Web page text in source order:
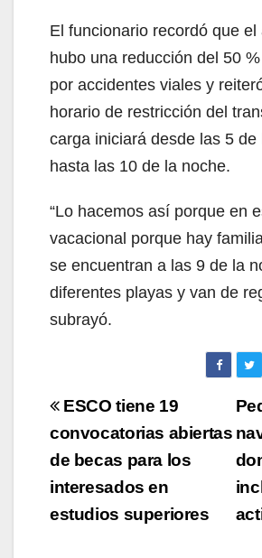
El funcionario recordó que el
hubo una reducción del 50
por accidentes viales y
horario de restricción del
carga iniciará desde las 5 de
hasta las 10 de la noche.
“Lo hacemos así porque en
vacacional porque hay
se encuentran a las 9 de la
diferentes playas y van de
subrayó.
Navegación
de
entradas
ESCO tiene 19
convocatorias abiertas
de becas para los
interesados en
estudios superiores